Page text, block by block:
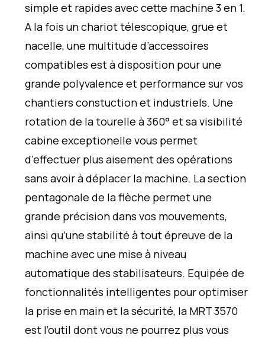
simple et rapides avec cette machine 3 en 1.
A la fois un chariot télescopique, grue et
nacelle, une multitude d’accessoires
compatibles est à disposition pour une
grande polyvalence et performance sur vos
chantiers constuction et industriels. Une
rotation de la tourelle à 360° et sa visibilité
cabine exceptionelle vous permet
d’effectuer plus aisement des opérations
sans avoir à déplacer la machine. La section
pentagonale de la flèche permet une
grande précision dans vos mouvements,
ainsi qu’une stabilité à tout épreuve de la
machine avec une mise à niveau
automatique des stabilisateurs. Equipée de
fonctionnalités intelligentes pour optimiser
la prise en main et la sécurité, la MRT 3570
est l’outil dont vous ne pourrez plus vous